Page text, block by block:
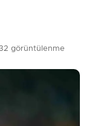
görüntülenme